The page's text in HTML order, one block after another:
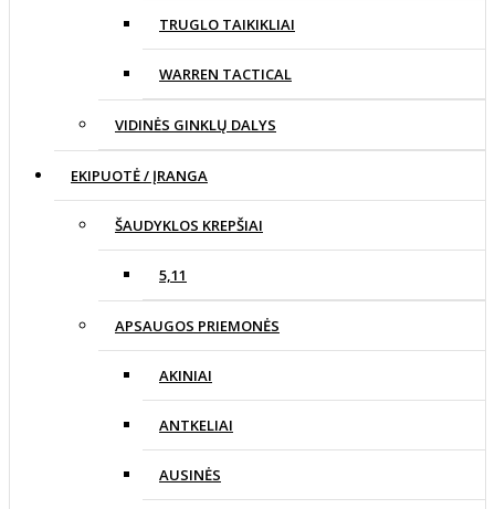
TRUGLO TAIKIKLIAI
WARREN TACTICAL
VIDINĖS GINKLŲ DALYS
EKIPUOTĖ / ĮRANGA
ŠAUDYKLOS KREPŠIAI
5,11
APSAUGOS PRIEMONĖS
AKINIAI
ANTKELIAI
AUSINĖS